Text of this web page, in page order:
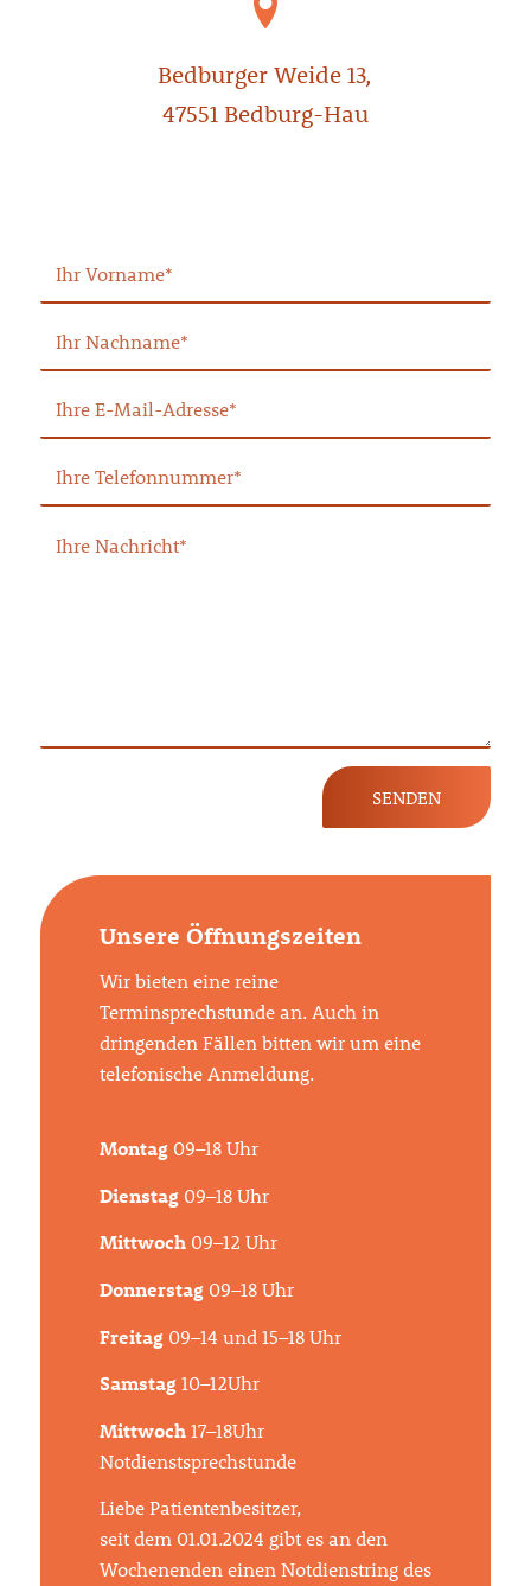
Bedburger Weide 13,
47551 Bedburg-Hau
Unsere Öffnungszeiten
Wir bieten eine reine
Terminsprechstunde an. Auch in
dringenden Fällen bitten wir um eine
telefonische Anmeldung.
Montag09–18 Uhr
Dienstag09–18 Uhr
Mittwoch09–12 Uhr
Donnerstag09–18 Uhr
Freitag09–14 und 15–18 Uhr
Samstag10–12Uhr
Mittwoch17–18Uhr
Notdienstsprechstunde
Liebe Patientenbesitzer,
seit dem 01.01.2024 gibt es an den
Wochenenden einen Notdienstring des